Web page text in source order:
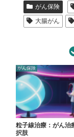
がん保険
大腸がん
がん保険
粒子線治療：がん治
択肢